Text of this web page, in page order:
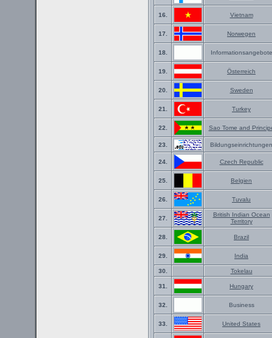
16. Vietnam
17. Norwegen
18. Informationsangebote
19. Österreich
20. Sweden
21. Turkey
22. Sao Tome and
23. Bildungseinrichtungen
24. Czech Republic
25. Belgien
26. Tuvalu
27.
British Indian Ocean
Territory
28. Brazil
29. India
30. Tokelau
31. Hungary
32. Business
33. United States